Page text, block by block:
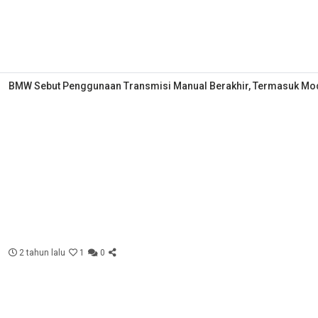
BMW Sebut Penggunaan Transmisi Manual Berakhir, Termasuk
2 tahun lalu 1 0